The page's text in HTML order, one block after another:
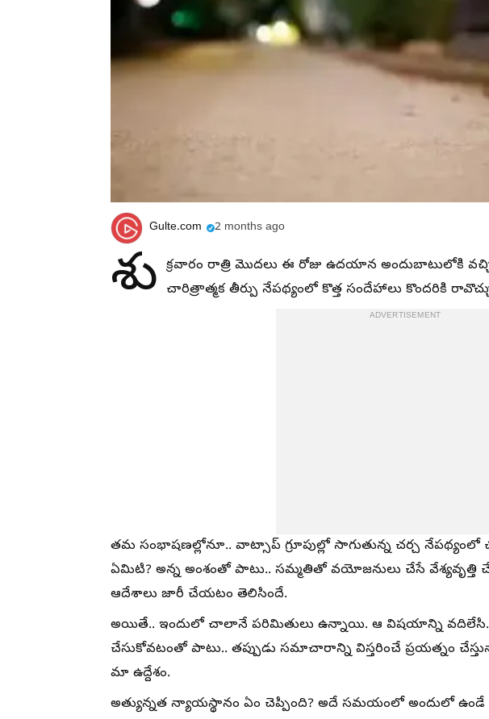
Gulte.com 2 months ago
శు క్రవారం రాత్రి మొదలు ఈ రోజు ఉదయాన అందుబాటులోకి వచ్చిన
చారిత్రాత్మక తీర్పు నేపథ్యంలో కొత్త సందేహాలు కొందరికి
ADVERTISEMENT
తమ సంభాషణల్లోనూ.. వాట్సాప్ గ్రూపుల్లో సాగుతున్న చర్చ నేపథ్యంలో
ఏమిటి? అన్న అంశంతో పాటు.. సమ్మతితో వయోజనులు చేసే వేశ్యవృత్తి
ఆదేశాలు జారీ చేయటం తెలిసిందే.
అయితే.. ఇందులో చాలానే పరిమితులు ఉన్నాయి. ఆ విషయాన్ని వదిలేసి..
చేసుకోవటంతో పాటు.. తప్పుడు సమాచారాన్ని విస్తరించే ప్రయత్నం
మా ఉద్దేశం.
అత్యున్నత న్యాయస్థానం ఏం చెప్పింది? అదే సమయంలో అందులో ఉండే